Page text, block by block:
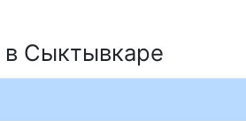
в Сыктывкаре